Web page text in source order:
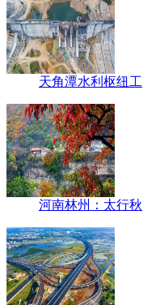
天角潭水利枢纽工
河南林州：太行秋